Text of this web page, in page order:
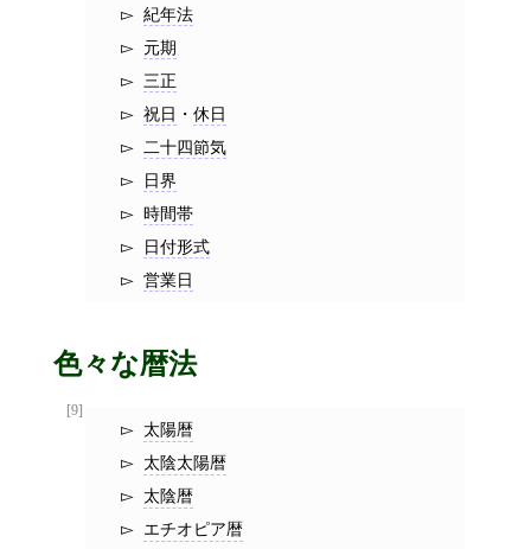
紀年法
元期
三正
祝日 ・休日
二十四節気
日界
時間帯
日付形式
営業日
色々な暦法
[9]
太陽暦
太陰太陽暦
太陰暦
エチオピア暦